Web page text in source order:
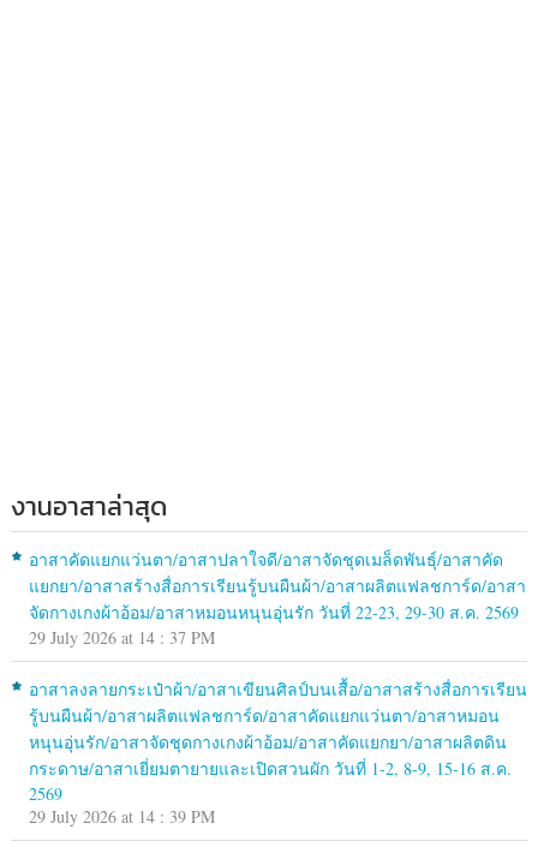
งานอาสาล่าสุด
อาสาคัดแยกแว่นตา/อาสาปลาใจดี/อาสาจัดชุดเมล็ดพันธุ์/อาสาคัด
แยกยา/อาสาสร้างสื่อการเรียนรู้บนผืนผ้า/อาสาผลิตแฟลชการ์ด/อาสา
จัดกางเกงผ้าอ้อม/อาสาหมอนหนุนอุ่นรัก วันที่ 22-23, 29-30 ส.ค. 2569
29 July 2026 at 14 : 37 PM
อาสาลงลายกระเป๋าผ้า/อาสาเขียนศิลป์บนเสื้อ/อาสาสร้างสื่อการเรียน
รู้บนผืนผ้า/อาสาผลิตแฟลชการ์ด/อาสาคัดแยกแว่นตา/อาสาหมอน
หนุนอุ่นรัก/อาสาจัดชุดกางเกงผ้าอ้อม/อาสาคัดแยกยา/อาสาผลิตดิน
กระดาษ/อาสาเยี่ยมตายายและเปิดสวนผัก วันที่ 1-2, 8-9, 15-16 ส.ค.
2569
29 July 2026 at 14 : 39 PM